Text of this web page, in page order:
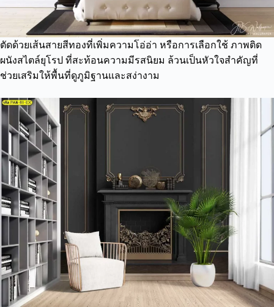
ตัดด้วยเส้นสายสีทองที่เพิ่มความโอ่อ่า หรือการเลือกใช้ ภาพติด
ผนังสไตล์ยุโรป ที่สะท้อนความมีรสนิยม ล้วนเป็นหัวใจสำคัญที่
ช่วยเสริมให้พื้นที่ดูภูมิฐานและสง่างาม